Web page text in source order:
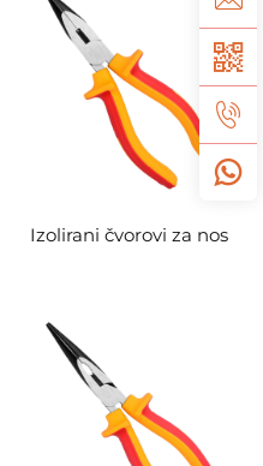
Izolirani čvorovi za nos